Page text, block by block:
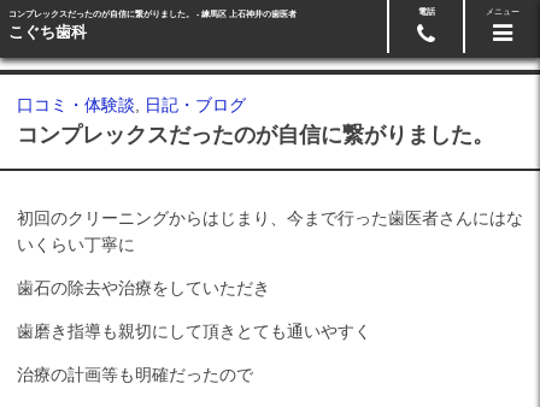
コンプレックスだったのが自信に繋がりました。 - 練馬区 上石神井の歯医者
こぐち歯科
電話 メニュー
口コミ・体験談 日記・ブログ
コンプレックスだったのが自信に繋がりました。
初回のクリーニングからはじまり、今まで行った歯医者さんにはな
いくらい丁寧に
歯石の除去や治療をしていただき
歯磨き指導も親切にして頂きとても通いやすく
治療の計画等も明確だったので
Googleマップ 03-5991-3918